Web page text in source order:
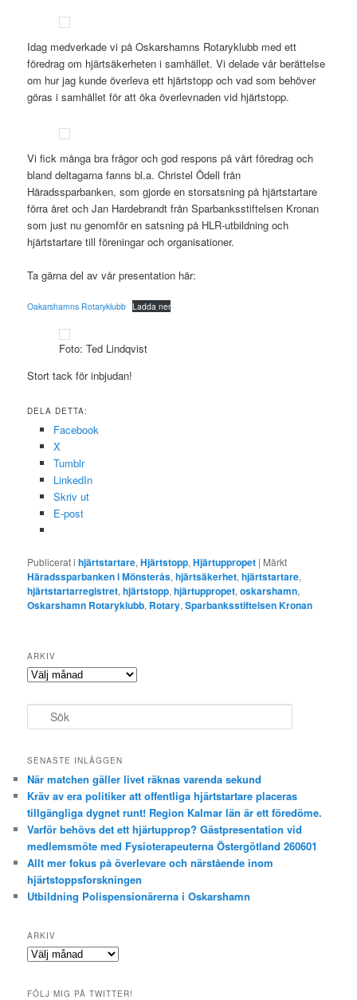
Idag medverkade vi på Oskarshamns Rotaryklubb med ett
föredrag om hjärtsäkerheten i samhället. Vi delade vår berättelse
om hur jag kunde överleva ett hjärtstopp och vad som behöver
göras i samhället för att öka överlevnaden vid hjärtstopp.
Vi fick många bra frågor och god respons på vårt föredrag och
bland deltagarna fanns bl.a. Christel Ödell från
Häradssparbanken, som gjorde en storsatsning på hjärtstartare
förra året och Jan Hardebrandt från Sparbanksstiftelsen Kronan
som just nu genomför en satsning på HLR-utbildning och
hjärtstartare till föreningar och organisationer.
Ta gärna del av vår presentation här:
Oakarshamns Rotaryklubb Ladda ner
Foto: Ted Lindqvist
Stort tack för inbjudan!
DELA DETTA:
Facebook
X
Tumblr
LinkedIn
Skriv ut
E-post
Publicerat i hjärtstartare,Hjärtstopp,Hjärtuppropet | Märkt
Häradssparbanken i Mönsterås,hjärtsäkerhet,hjärtstartare,
hjärtstartarregistret,hjärtstopp,hjärtuppropet,oskarshamn,
Oskarshamn Rotaryklubb, Rotary,Sparbanksstiftelsen Kronan
ARKIV
Arkiv
ö
SENASTE INLÄGGEN
När matchen gäller livet räknas varenda sekund
Kräv av era politiker att offentliga hjärtstartare placeras
tillgängliga dygnet runt! Region Kalmar län är ett föredöme.
Varför behövs det ett hjärtupprop? Gästpresentation vid
medlemsmöte med Fysioterapeuterna Östergötland 260601
Allt mer fokus på överlevare och närstående inom
hjärtstoppsforskningen
Utbildning Polispensionärerna i Oskarshamn
ARKIV
Arkiv
FÖLJ MIG PÅ TWITTER!